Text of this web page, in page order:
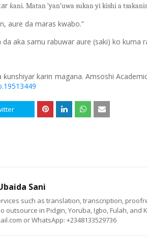
ƙani. Matan ‘yan’uwa sukan yi kishi a
aure da maras kwabo.”
aka samu rabuwar aure (saki) ko kuma
ƙunshiyar karin magana. Amsoshi
Sani
such as translation, transcription,
outsource in Pidgin, Yoruba, Igbo, Fulah, and
or WhatsApp: +2348133529736